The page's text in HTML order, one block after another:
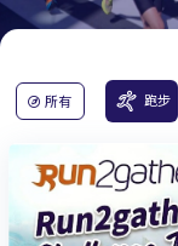
所有 跑步